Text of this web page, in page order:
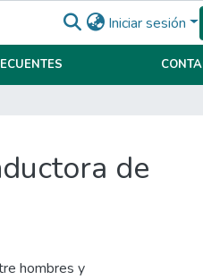
Iniciar sesión
de
hombres y